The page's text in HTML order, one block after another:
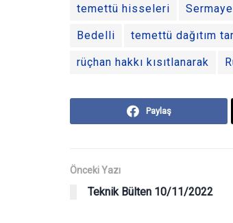
temettü hisseleri Sermaye
Bedelli temettü dağıtım
rüçhan hakkı kısıtlanarak
Paylaş
Önceki Yazı
Teknik Bülten 10/11/2022